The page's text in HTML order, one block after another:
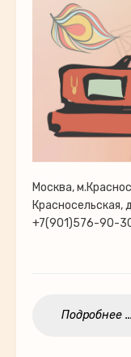
Москва,
+7(901)576-90-
Подробнее ...